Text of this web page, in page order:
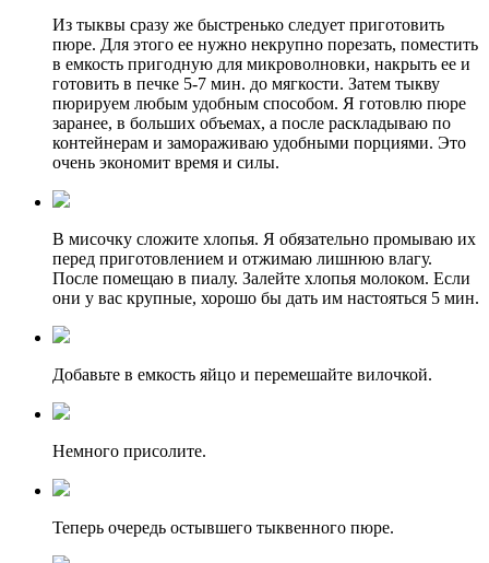
Из тыквы сразу же быстренько следует приготовить
пюре. Для этого ее нужно некрупно порезать, поместить
в емкость пригодную для микроволновки, накрыть ее и
готовить в печке 5-7 мин. до мягкости. Затем тыкву
пюрируем любым удобным способом. Я готовлю пюре
заранее, в больших объемах, а после раскладываю по
контейнерам и замораживаю удобными порциями. Это
очень экономит время и силы.
В мисочку сложите хлопья. Я обязательно промываю их
перед приготовлением и отжимаю лишнюю влагу.
После помещаю в пиалу. Залейте хлопья молоком. Если
они у вас крупные, хорошо бы дать им настояться 5 мин.
Добавьте в емкость яйцо и перемешайте вилочкой.
Немного присолите.
Теперь очередь остывшего тыквенного пюре.